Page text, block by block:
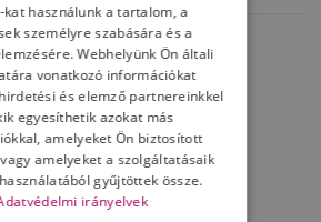
felejtsd el
kat használunk a tartalom, a
személyre szabására és a
Webhelyünk Ön általi
vonatkozó információkat
és elemző partnereinkkel
egyesíthetik azokat más
amelyeket Ön biztosított
amelyeket a szolgáltatásaik
gyűjtöttek össze.
irányelvek